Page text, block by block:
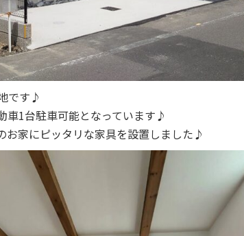
地です♪
車1台駐車可能となっています♪
お家にピッタリな家具を設置しました♪